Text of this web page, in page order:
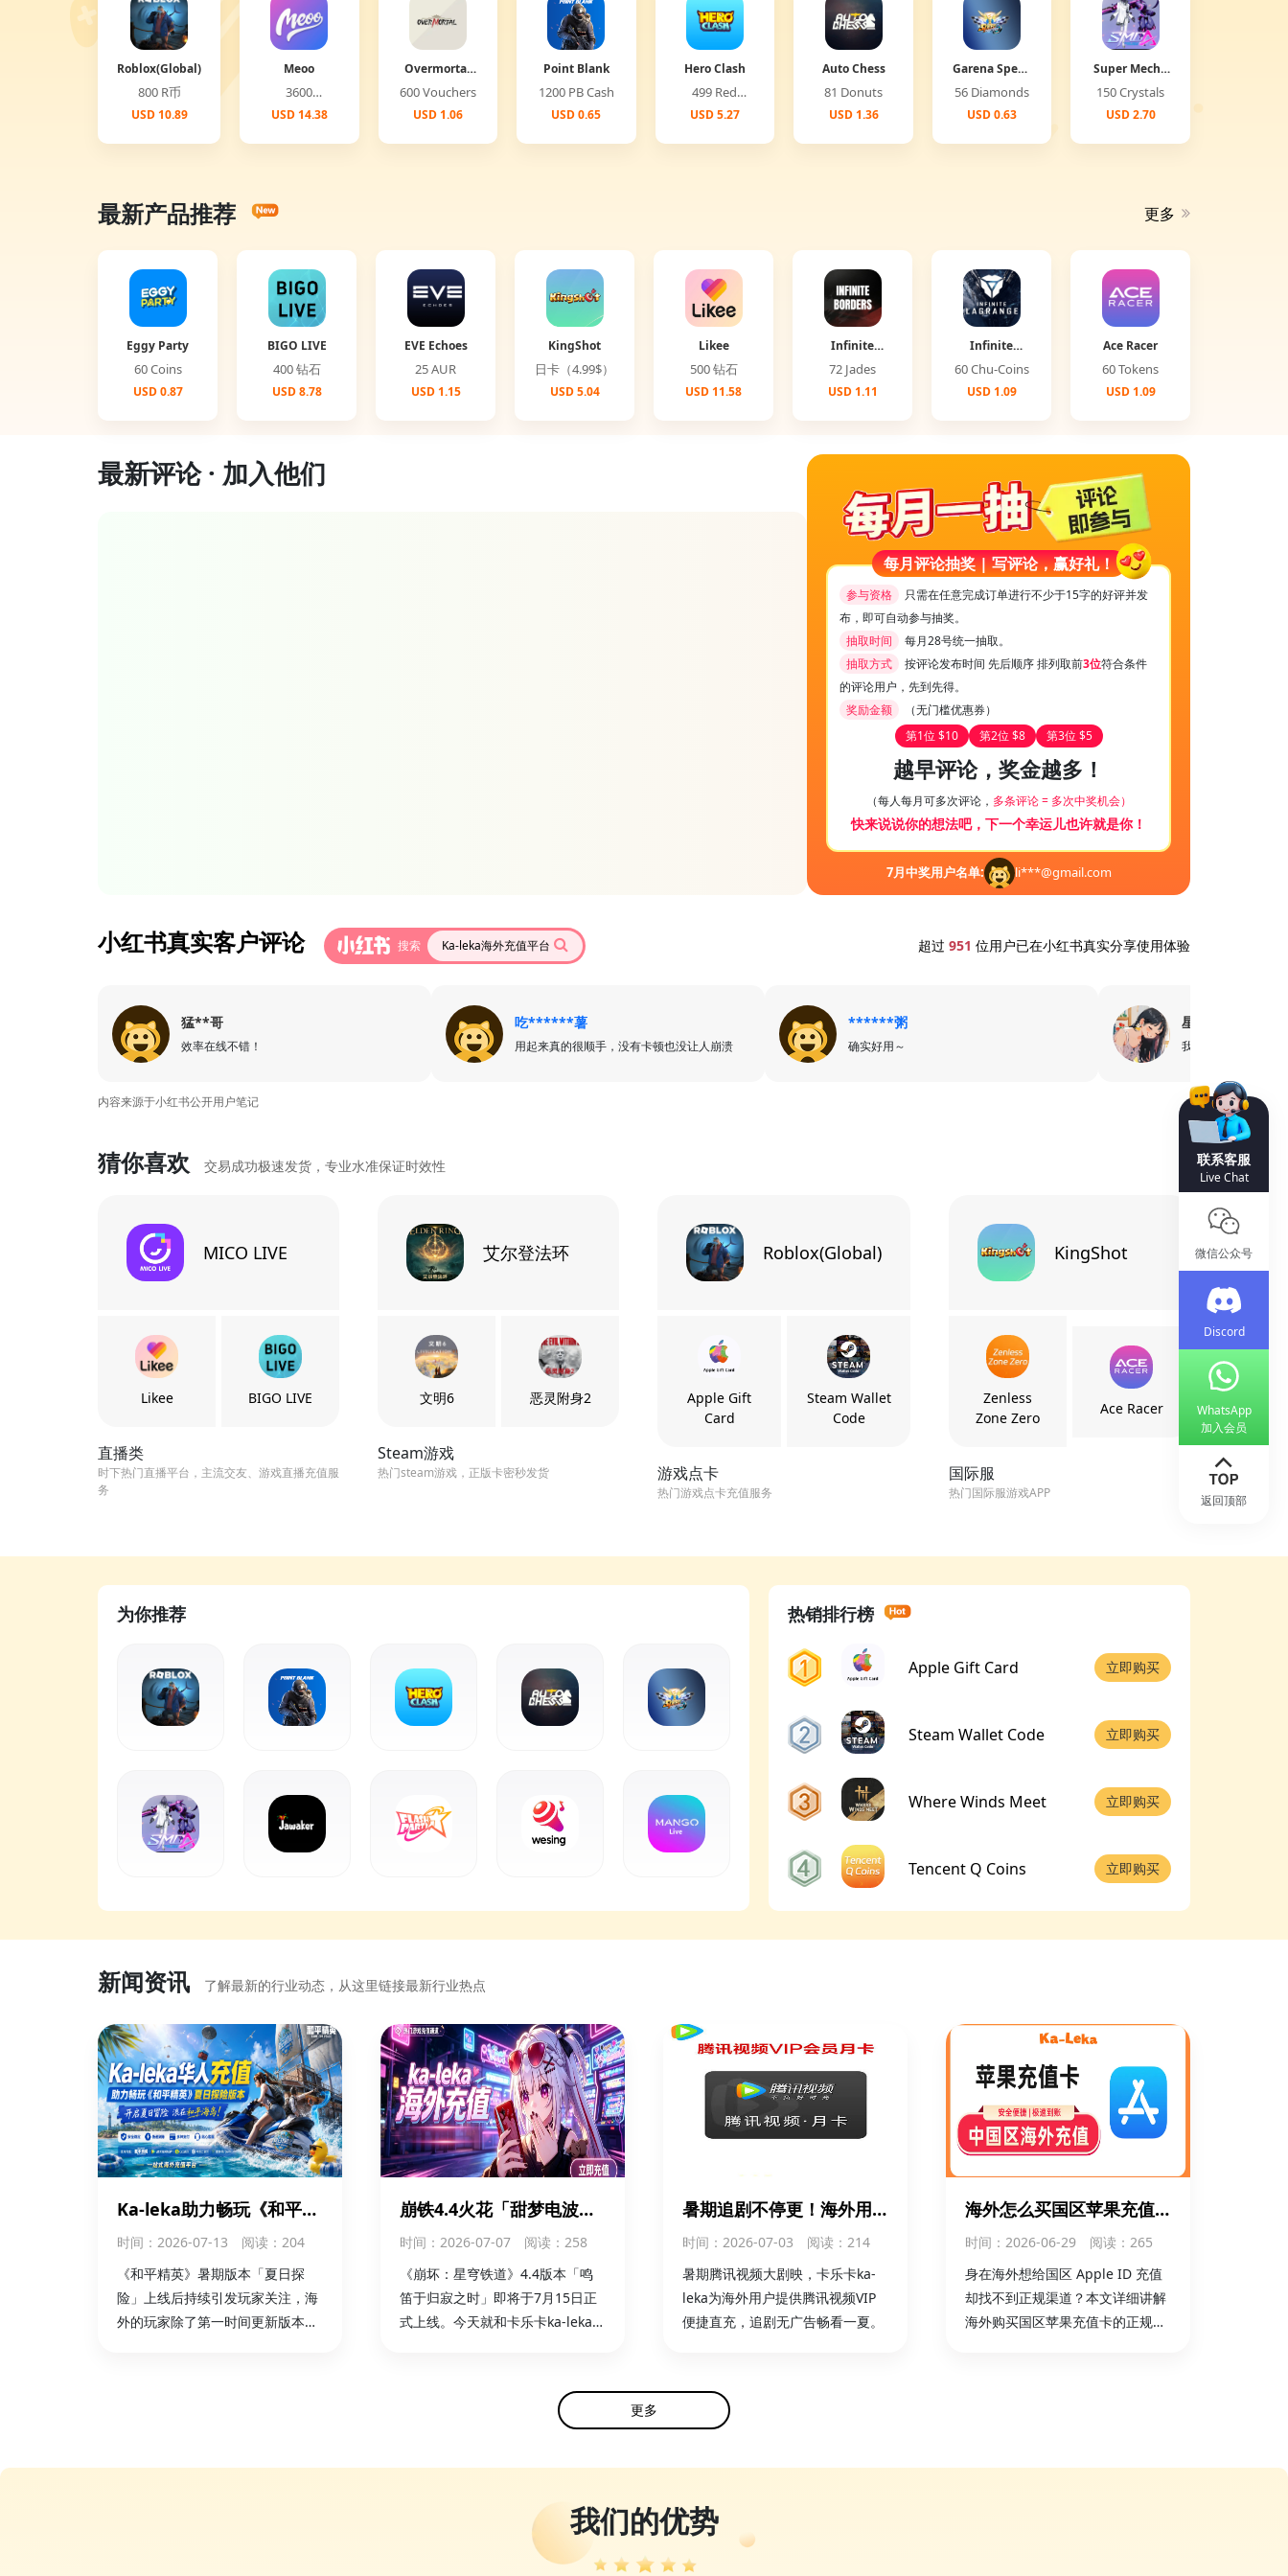
Roblox(Global)
800 R币
USD 10.89
Meoo
3600
Diamonds
USD 14.38
Overmortal
(Global)
600 Vouchers
USD 1.06
Point Blank
1200 PB Cash
USD 0.65
Hero Clash
499 Red
Diamonds
USD 5.27
Auto Chess
81 Donuts
USD 1.36
Garena Speed
Drifter
56 Diamonds
USD 0.63
Super Mecha
Champions
150 Crystals
USD 2.70
最新产品推荐 更多
Eggy Party
60 Coins
USD 0.87
BIGO LIVE
400 钻石
USD 8.78
EVE Echoes
25 AUR
USD 1.15
KingShot
日卡（4.99$）
USD 5.04
Likee
500 钻石
USD 11.58
Infinite
Borders
72 Jades
USD 1.11
Infinite
Lagrange
60 Chu-Coins
USD 1.09
Ace Racer
60 Tokens
USD 1.09
最新评论 · 加入他们
每月评论抽奖 | 写评论，赢好礼！
参与资格
只需在任意完成订单进行不少于15字的好评并发
布，即可自动参与抽奖。
抽取时间
每月28号统一抽取。
抽取方式
按评论发布时间 先后顺序 排列取前3位符合条件
的评论用户，先到先得。
奖励金额
（无门槛优惠券）
第1位 $10
第2位 $8 第3位 $5
越早评论，奖金越多！
（每人每月可多次评论， 多条评论 = 多次中奖机会）
快来说说你的想法吧，下一个幸运儿也许就是你！
7月中奖用户名单: li***@gmail.com
小红书真实客户评论 搜索 Ka-leka海外充值平台 超过 951 位用户已在小红书真实分享使用体验
猛**哥
效率在线不错！
吃******薯
用起来真的很顺手，没有卡顿也没让人崩溃
******粥
确实好用～
星***7
我只用卡乐卡
内容来源于小红书公开用户笔记
猜你喜欢 交易成功极速发货，专业水准保证时效性
MICO LIVE
Likee BIGO LIVE
直播类
时下热门直播平台，主流交友、游戏直播充值服
务
艾尔登法环
文明6 恶灵附身2
Steam游戏
热门steam游戏，正版卡密秒发货
Roblox(Global)
Apple Gift
Card
Steam Wallet
Code
游戏点卡
热门游戏点卡充值服务
KingShot
Zenless
Zone Zero
Ace Racer
国际服
热门国际服游戏APP
为你推荐 热销排行榜
Apple Gift Card 立即购买
Steam Wallet Code 立即购买
Where Winds Meet 立即购买
Tencent Q Coins 立即购买
MyCard(TW) 立即购买
帝国时代4 立即购买
立即购买
艾尔登法环 立即购买
Xbox Live Gift Card 立即购买
新闻资讯 了解最新的行业动态，从这里链接最新行业热点
Ka-leka助力畅玩《和平精
英》夏日探险版本
时间 ：2026-07-13
阅读：204
《和平精英》暑期版本「夏日探
险」上线后持续引发玩家关注，海
外的玩家除了第一时间更新版本，
崩铁4.4火花「甜梦电波」
限时1350梦华！ka-leka海
时间 ：2026-07-07
阅读：258
《崩坏：星穹铁道》4.4版本「鸣
笛于归寂之时」即将于7月15日正
式上线。今天就和卡乐卡ka-leka一
暑期追剧不停更！海外用
卡乐卡ka-leka轻松直充国
时间 ：2026-07-03
阅读：214
暑期腾讯视频大剧映，卡乐卡ka-
leka为海外用户提供腾讯视频VIP
便捷直充，追剧无广告畅看一夏。
海外怎么买国区苹果充值
卡？App Store 充值卡购
时间 ：2026-06-29
阅读：265
身在海外想给国区 Apple ID 充值
却找不到正规渠道？本文详细讲解
海外购买国区苹果充值卡的正规流
更多
我们的优势
联系客服
Live Chat
微信公众号
Discord
WhatsApp
加入会员
返回顶部